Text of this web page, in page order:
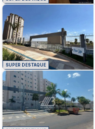
SUPER DESTAQUE